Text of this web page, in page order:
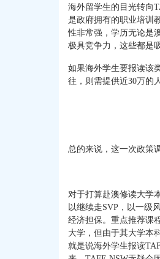
海外留学生的目光转向
是政府拥有的职业培训
性非常强，学历无论是
极具竞争力，这些都是
如果海外学生要报读该
往，则需提供近30万的
总的来说，这一次政策
对于打算赴澳修读大学
以继续走SVP，以一级
经济担保。重点推荐课
大学，但由于其大学本
就是说海外学生报读